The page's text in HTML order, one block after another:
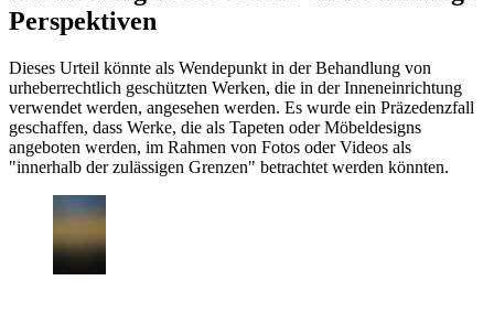
Perspektiven
Dieses Urteil könnte als Wendepunkt in der Behandlung von
urheberrechtlich geschützten Werken, die in der Inneneinrichtung
verwendet werden, angesehen werden. Es wurde ein Präzedenzfall
geschaffen, dass Werke, die als Tapeten oder Möbeldesigns
angeboten werden, im Rahmen von Fotos oder Videos als
"innerhalb der zulässigen Grenzen" betrachtet werden könnten.